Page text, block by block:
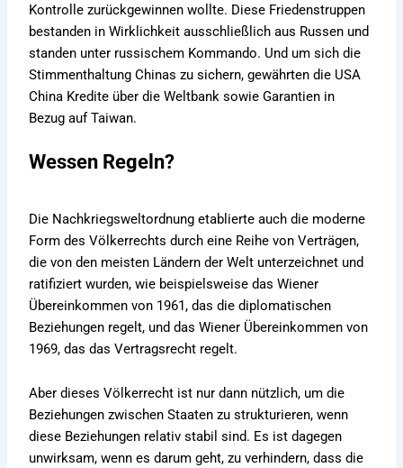
Kontrolle zurückgewinnen wollte. Diese Friedenstruppen
bestanden in Wirklichkeit ausschließlich aus Russen und
standen unter russischem Kommando. Und um sich die
Stimmenthaltung Chinas zu sichern, gewährten die USA
China Kredite über die Weltbank sowie Garantien in
Bezug auf Taiwan.
Wessen Regeln?
Die Nachkriegsweltordnung etablierte auch die moderne
Form des Völkerrechts durch eine Reihe von Verträgen,
die von den meisten Ländern der Welt unterzeichnet und
ratifiziert wurden, wie beispielsweise das Wiener
Übereinkommen von 1961, das die diplomatischen
Beziehungen regelt, und das Wiener Übereinkommen von
1969, das das Vertragsrecht regelt.
Aber dieses Völkerrecht ist nur dann nützlich, um die
Beziehungen zwischen Staaten zu strukturieren, wenn
diese Beziehungen relativ stabil sind. Es ist dagegen
unwirksam, wenn es darum geht, zu verhindern, dass die